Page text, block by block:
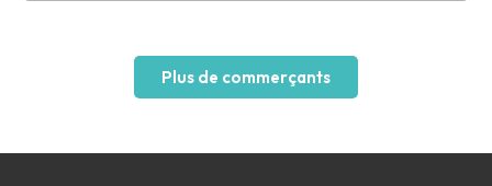
Plus de commerçants